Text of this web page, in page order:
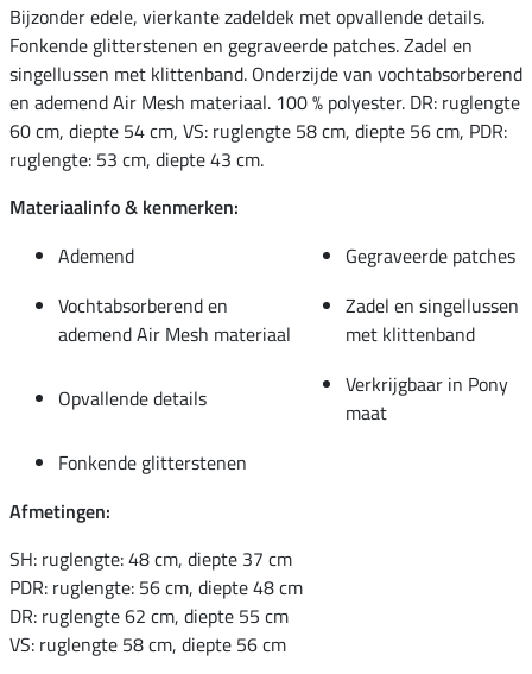
Bijzonder edele, vierkante zadeldek met opvallende details.
Fonkende glitterstenen en gegraveerde patches. Zadel en
singellussen met klittenband. Onderzijde van vochtabsorberend
en ademend Air Mesh materiaal. 100 % polyester. DR: ruglengte
60 cm, diepte 54 cm, VS: ruglengte 58 cm, diepte 56 cm, PDR:
ruglengte: 53 cm, diepte 43 cm.
Materiaalinfo & kenmerken:
Ademend
Gegraveerde patches
Vochtabsorberend en
ademend Air Mesh materiaal
Zadel en singellussen
met klittenband
Opvallende details
Verkrijgbaar in Pony
maat
Fonkende glitterstenen
Afmetingen:
SH: ruglengte: 48 cm, diepte 37 cm
PDR: ruglengte: 56 cm, diepte 48 cm
DR: ruglengte 62 cm, diepte 55 cm
VS: ruglengte 58 cm, diepte 56 cm